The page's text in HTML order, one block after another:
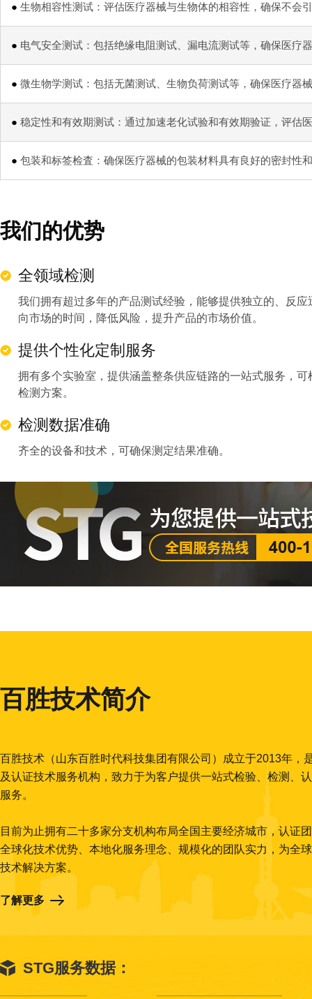
● 生物相容性测试：评估医疗器械与生物体的相容性，确保不会
● 电气安全测试：包括绝缘电阻测试、漏电流测试等，确保医疗
● 微生物学测试：包括无菌测试、生物负荷测试等，确保医疗器
● 稳定性和有效期测试：通过加速老化试验和有效期验证，评估
● 包装和标签检査：确保医疗器械的包装材料具有良好的密封性
我们的优势
全领域检测
我们拥有超过多年的产品测试经验，能够提供独立的、反
向市场的时间，降低风险，提升产品的市场价值。
提供个性化定制服务
拥有多个实验室，提供涵盖整条供应链路的一站式服务，
检测方案。
检测数据准确
齐全的设备和技术，可确保测定结果准确。
百胜技术简介
百胜技术（山东百胜时代科技集团有限公司）成立于2013年，
及认证技术服务机构，致力于为客户提供一站式检验、检测、
服务。
目前为止拥有二十多家分支机构布局全国主要经济城市，认证
全球化技术优势、本地化服务理念、规模化的团队实力，为全
技术解决方案。
了解更多
STG服务数据：